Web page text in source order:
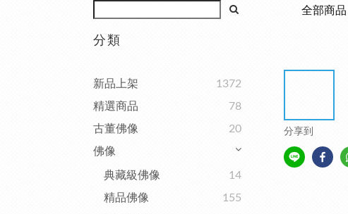
分類
新品上架
1372
精選商品
78
古董佛像
20
佛像
典藏級佛像
14
精品佛像
155
全部商品
分享到